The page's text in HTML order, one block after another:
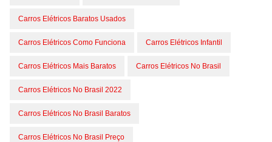
Carros Elétricos Baratos Usados
Carros Elétricos Como Funciona Carros Elétricos Infantil
Carros Elétricos Mais Baratos Carros Elétricos No Brasil
Carros Elétricos No Brasil 2022
Carros Elétricos No Brasil Baratos
Carros Elétricos No Brasil Preço